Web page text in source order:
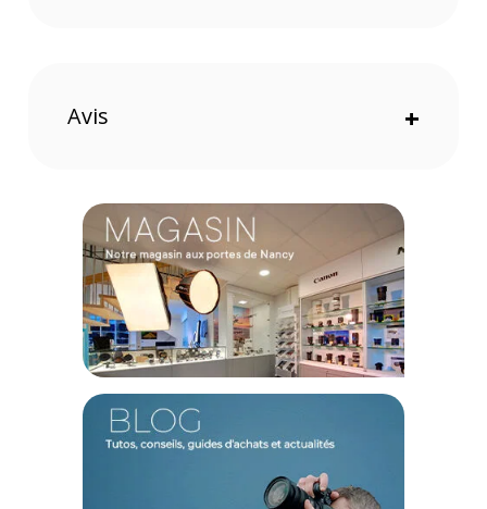
être incliné à 36 degrés. La vis de serrage aide à maintenir la
position. Les jambes ont des trous qui réduisent le poids. Ce
Conception
Ce monopode vous suit même en conditions difficiles. Il
résiste aux températures extrêmes de -40 à 100 degrés. La
fabrication en fibre de carbone permet d'optimiser les
performances tout en maintenant un poids léger. Bien qu'il
ne pèse que 1,17Kg, il supporte jusqu'à 10 Kg. La jambe est
équipée d'un pied en caoutchouc qui peut être rétracté pour
laisser apparaître une pointe.
NOTE:
utilisez le mini trépied en position portrait.
Avis +